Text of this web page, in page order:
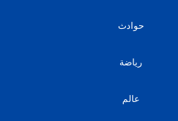
حوادث
رياضة
عالم